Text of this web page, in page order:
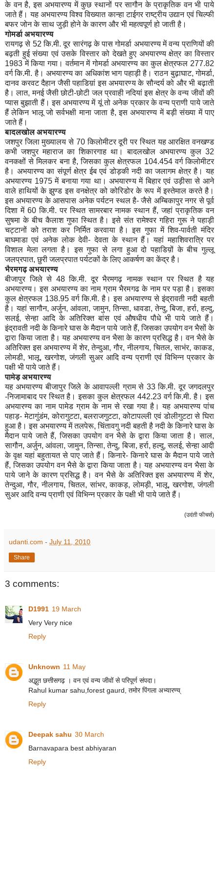
के वन है, इस अभयारण्य में कुछ स्थानों पर सागौन के प्राकृतिक वन भी पाये
जाते हैं। यह अभयारण्य विश्व विख्यात कान्हा टाईगर राष्ट्रीय उद्यान एवं चिल्फी
बफर जोन के साथ जुड़ी होने के कारण और भी महत्वपूर्ण हो जाती है।
गोमर्डा अभयारण्य
रायगढ़ से 52 कि.मी. दूर सारंगढ़ के पास गोमर्डा अभयारण्य में वन्य प्राणियों की
बढ़ती हुई संख्या एवं उसके विस्तार को देखते हुए अभयारण्य क्षेत्र का विस्तार
1983 में किया गया। वर्तमान में गोमर्डा अभयारण्य का कुल क्षेत्रफल 277.82
वर्ग कि.मी. है। अभयारण्य का अधिकांश भाग पहाड़ी है। राठन बुढ़ाघाट, गोमर्डा,
दानव करवट दैहान जैसी पहाडिय़ां इस अभयारण्य के सौन्दर्य को और भी बढ़ाती
है। लात, मनई जैसी छोटी-छोटी जल प्रवाही नदियां इस क्षेत्र के वन्य जीवों की
प्यास बुझाती हैं। इस अभयारण्य में यूं तो अनेक प्रकार के वन्य प्राणी पाये जाते
हैं लेकिन भालू जो सर्वभक्षी माना जाता है, इस अभयारण्य में बड़ी संख्या में पाए
जाते हैं।
बादलखोल अभयारण्य
जशपुर जिला मुख्यालय से 70 किलोमीटर दूरी पर स्थित यह आरक्षित वनखण्ड
कभी जशपुर महाराज का शिकारगाह था। बादलखोल अभयारण्य कुल 32
वनकक्षों से मिलकर बना है, जिसका कुल क्षेत्रफल 104.454 वर्ग किलोमीटर
है। अभयारण्य का संपूर्ण क्षेत्र ईब एवं डोड़की नदी का जलागम क्षेत्र है। यह
अभयारण्य 1975 में बनाया गया था। अभयारण्य में बिहार एवं उड़ीसा से आने
वाले हाथियों के झुण्ड इस वनक्षेत्र को कोरिडोर के रूप में इस्तेमाल करते है।
इस अभयारण्य के आसपास अनेक पर्यटन स्थल है- जैसे अम्बिकापुर नगर से पूर्व
दिशा में 60 कि.मी. पर स्थित सामरबार नामक स्थान हैं, जहां प्राकृतिक वन
सुषमा के बीच कैलाश गुफा स्थित है। इसे संत रामेश्वर गहिरा गुरू ने पहाड़ी
चट्टानों को तराश कर निर्मित करवाया है। इस गुफा में शिव-पार्वती मंदिर
बाघमाडा एवं अनेक लोक देवी- देवता के स्थान हैं। यहां महाशिवरात्रि पर
विशाल मेला लगता है। इस गुफा से लगा हुआ दो पहाडिय़ों के बीच गुल्लू
जलप्रपात, छुरी जलप्रपात पर्यटकों के लिए आकर्षण का केंद्र है।
भैरमगढ़ अभयारण्य
बीजापुर जिले से 48 कि.मी. दूर भैरमगढ़ नामक स्थान पर स्थित है यह
अभयारण्य। इस अभयारण्य का नाम ग्राम भैरमगढ के नाम पर पड़ा है। इसका
कुल क्षेत्रफल 138.95 वर्ग कि.मी. है। इस अभयारण्य से इंद्रावती नदी बहती
है। यहां सागौन, अर्जुन, आंवला, जामुन, तिन्सा, धावडा, तेन्दु, बिजा, हर्रा, हल्दु,
सलई, सेन्हा आदि के अतिरिक्त बांस एवं औषधीय पौधे भी पाये जाते हैं।
इंद्रावती नदी के किनारे घास के मैदान पाये जाते हैं, जिसका उपयोग वन भैसों के
द्वारा किया जाता है। यह अभयारण्य वन भैसा के कारण प्रसिद्ध है। वन भैसे के
अतिरिक्त इस अभयारण्य में शेर, तेन्दुआ, गौर, नीलगाय, चितल, साभंर, काकड,
लोमडी, भालू, खरगोश, जंगली सुअर आदि वन्य प्राणी एवं विभिन्न प्रकार के
पक्षी भी पाये जाते हैं।
पामेड़ अभयारण्य
यह अभयारण्य बीजापुर जिले के आवापल्ली ग्राम से 33 कि.मी. दूर जगदलपुर
-निजामाबाद पर स्थित है। इसका कुल क्षेत्रफल 442.23 वर्ग कि.मी. है। इस
अभयारण्य का नाम पामेड ग्राम के नाम से रखा गया है। यह अभयारण्य पांच
पहाड़- मेटागुंडंम, कोरागुटटा, बलराजगुटटा, कोटापल्ली एवं डोलीगुटटा से घिरा
हुआ है। इस अभयारण्य में तलपेरू, चिंतावगु नदी बहती है नदी के किनारे घास के
मैदान पाये जाते हैं, जिसका उपयोग वन भैसे के द्वारा किया जाता है। साल,
सागौन, अर्जुन, आंवला, जामुन, तिन्सा, तेन्दु, बिजा, हर्रा, हल्दु, सलई, सेन्हा आदी
के वृक्ष यहां बहुतायत से पाए जाते हैं। किनारे- किनारे घास के मैदान पाये जाते
हैं, जिसका उपयोग वन भैसे के द्वारा किया जाता है। यह अभयारण्य वन भैसा के
पाये जाने के कारण प्रसिद्ध है। वन भैसे के अतिरिक्त इस अभयारण्य में शेर,
तेन्दुआ, गौर, नीलगाय, चितल, सांभर, काकड़, लोमड़ी, भालू, खरगोश, जंगली
सुअर आदि वन्य प्राणी एवं विभिन्न प्रकार के पक्षी भी पाये जाते हैं।
(उदंती फीचर्स)
udanti.com - July 11, 2010
Share
3 comments:
D1991 19 March
Very Very nice
Reply
Unknown 11 May
अद्भुत छत्तीसगढ़ । वन एवं वन्य जीवों से परिपूर्ण संपदा।
Rahul kumar sahu,forest gaurd, तमोर पिंगला अभ्यारण्य्
Reply
Deepak sahu 30 March
Barnavapara best abhiyaran
Reply